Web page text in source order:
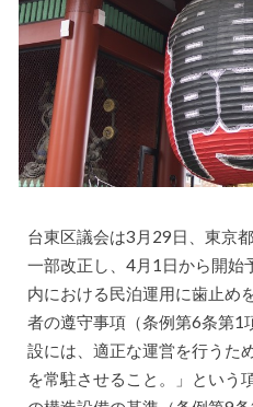
台東区議会は3月29日、東京
一部改正し、4月1日から開始
内における民泊運用に歯止め
者の遵守事項（条例第6条第1
設には、適正な運営を行うた
を常駐させること。」という